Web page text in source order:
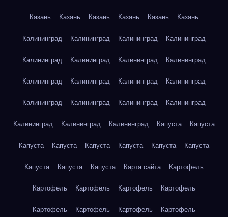
Казань Казань Казань Казань Казань Казань
Калининград Калининград Калининград Калининград
Калининград Калининград Калининград Калининград
Калининград Калининград Калининград Калининград
Калининград Калининград Калининград Калининград
Калининград Калининград Калининград Капуста Капуста
Капуста Капуста Капуста Капуста Капуста Капуста
Капуста Капуста Капуста Карта сайта Картофель
Картофель Картофель Картофель Картофель
Картофель Картофель Картофель Картофель